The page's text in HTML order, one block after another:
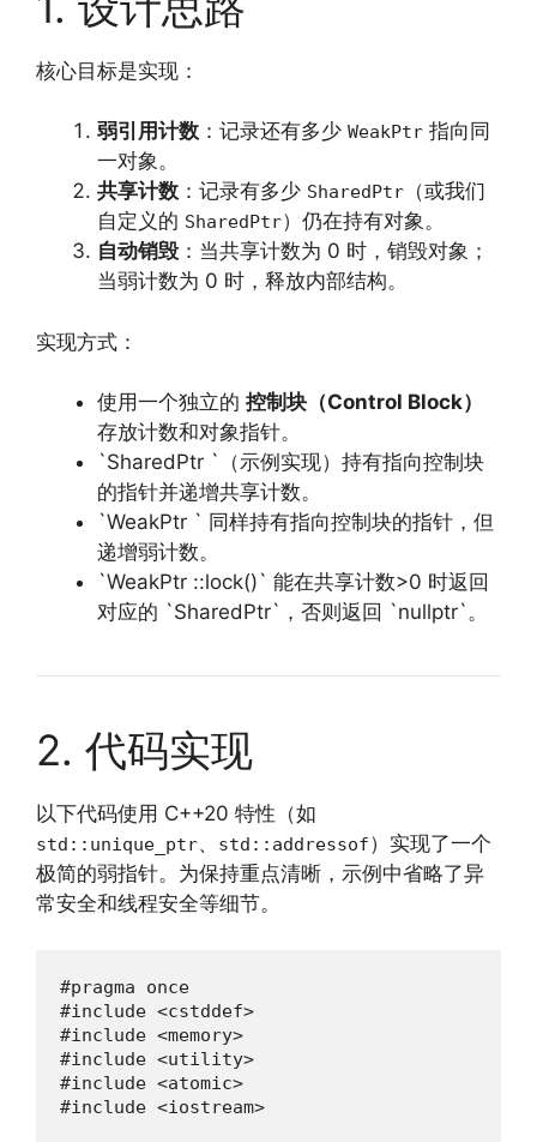
核心目标是实现：
弱引用计数 ：记录还有多少 WeakPtr 指向同
一对象。
共享计数 ：记录有多少 SharedPtr （或我们
自定义的 SharedPtr）仍在持有对象。
自动销毁 ：当共享计数为 0 时，销毁对象；
当弱计数为 0 时，释放内部结构。
实现方式：
使用一个独立的 控制块（Control Block）
存放计数和对象指针。
`SharedPtr `（示例实现）持有指向控制块
的指针并递增共享计数。
`WeakPtr ` 同样持有指向控制块的指针，但
递增弱计数。
`WeakPtr ::lock()` 能在共享计数>0 时返回
对应的 `SharedPtr`，否则返回 `nullptr`。
2. 代码实现
以下代码使用 C++20 特性（如
std::unique_ptr、 std::addressof）实现了一个
极简的弱指针。为保持重点清晰，示例中省略了异
常安全和线程安全等细节。
#pragma once
#include <cstddef>
#include <memory>
#include <utility>
#include <atomic>
#include <iostream>